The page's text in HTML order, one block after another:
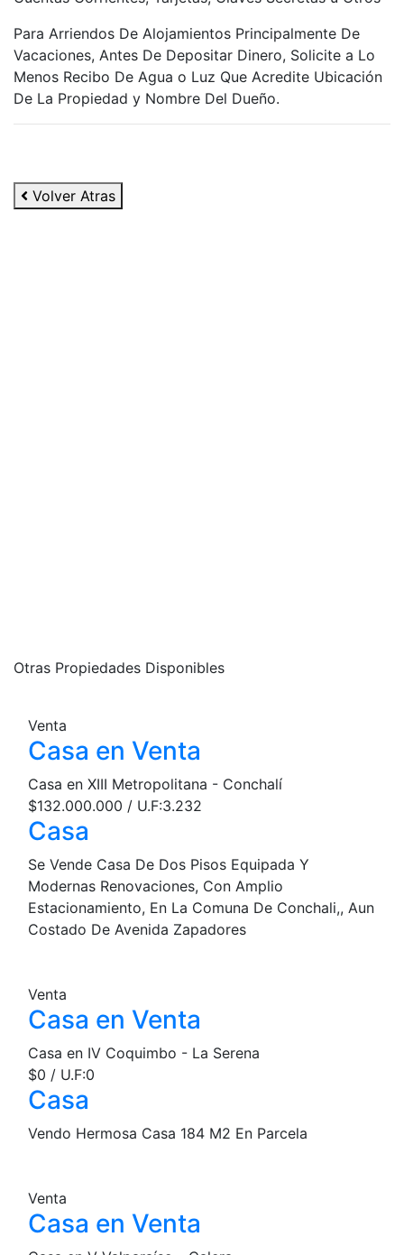
Para Arriendos De Alojamientos Principalmente De
Vacaciones, Antes De Depositar Dinero, Solicite a Lo
Menos Recibo De Agua o Luz Que Acredite Ubicación
De La Propiedad y Nombre Del Dueño.
Volver Atras
Otras Propiedades Disponibles
Venta
Casa en Venta
Casa en XIII Metropolitana - Conchalí
$132.000.000 / U.F:3.232
Casa
Se Vende Casa De Dos Pisos Equipada Y
Modernas Renovaciones, Con Amplio
Estacionamiento, En La Comuna De Conchali,, Aun
Costado De Avenida Zapadores
Venta
Casa en Venta
Casa en IV Coquimbo - La Serena
$0 / U.F:0
Casa
Vendo Hermosa Casa 184 M2 En Parcela
Venta
Casa en Venta